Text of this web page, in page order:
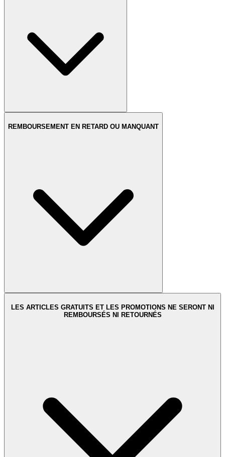
REMBOURSEMENT EN RETARD OU MANQUANT
LES ARTICLES GRATUITS ET LES PROMOTIONS NE SERONT NI
REMBOURSÉS NI RETOURNÉS